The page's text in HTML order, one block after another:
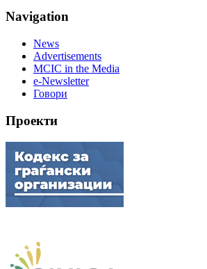
Navigation
News
Advertisements
MCIC in the Media
e-Newsletter
Говори
Проекти